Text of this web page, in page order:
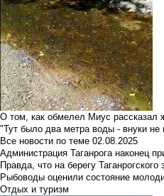
О том, как обмелел Миус рассказал
"Тут было два метра воды - внуки не
Все новости по теме 02.08.2025
Администрация Таганрога наконец
Правда, что на берегу
Рыбоводы оценили состояние
Отдых и туризм